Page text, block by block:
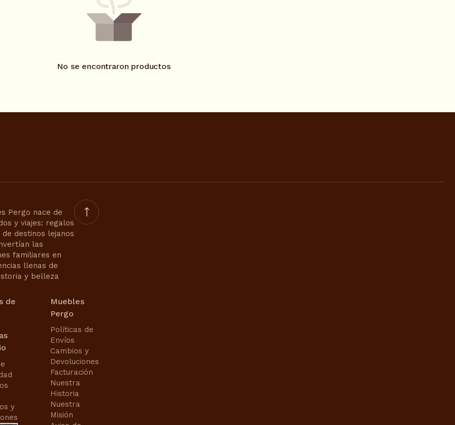
No se encontraron productos
Pergo nace de
y viajes: regalos
destinos lejanos
las
familiares en
llenas de
y belleza
de
y
Muebles
Pergo
Políticas de
Envíos
Cambios y
Devoluciones
Facturación
Nuestra
Historia
Nuestra
Misión